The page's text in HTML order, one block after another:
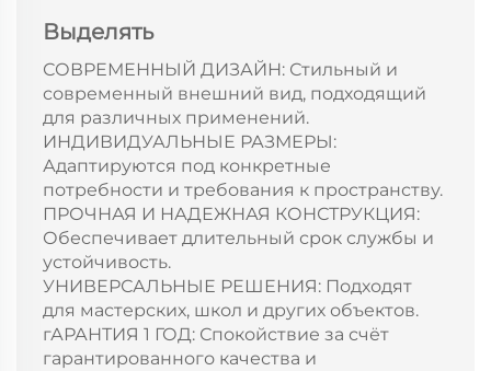
Выделять
СОВРЕМЕННЫЙ ДИЗАЙН: Стильный и
современный внешний вид, подходящий
для различных применений.
ИНДИВИДУАЛЬНЫЕ РАЗМЕРЫ:
Адаптируются под конкретные
потребности и требования к пространству.
ПРОЧНАЯ И НАДЕЖНАЯ КОНСТРУКЦИЯ:
Обеспечивает длительный срок службы и
устойчивость.
УНИВЕРСАЛЬНЫЕ РЕШЕНИЯ: Подходят
для мастерских, школ и других объектов.
гАРАНТИЯ 1 ГОД: Спокойствие за счёт
гарантированного качества и